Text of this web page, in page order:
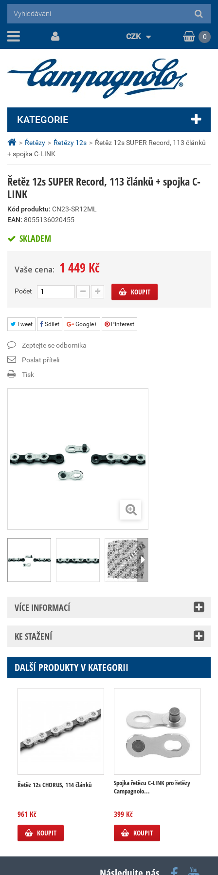
> Řetězy > Řetězy 12s > Řetěz 12s SUPER Record, 113 článků
+ spojka C-LINK
Řetěz 12s SUPER Record, 113 článků + spojka C-
LINK
Kód produktu: CN23-SR12ML
EAN: 8055136020455
SKLADEM
Vaše cena: 1 449 Kč
Počet KOUPIT
Tweet Sdílet Google+ Pinterest
Zeptejte se odborníka
Poslat příteli
Tisk
VÍCE INFORMACÍ
KE STAŽENÍ
DALŠÍ PRODUKTY V KATEGORII
Řetěz 12s CHORUS, 114 článků
961 Kč
KOUPIT
Spojka řetězu C-LINK pro řetězy
Campagnolo...
399 Kč
KOUPIT
KATEGORIE
CZK 0